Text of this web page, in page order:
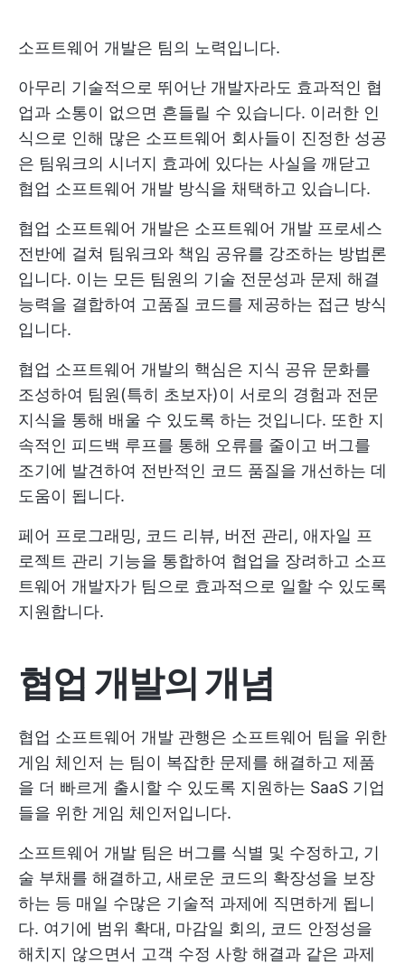
소프트웨어 개발은 팀의 노력입니다.
아무리 기술적으로 뛰어난 개발자라도 효과적인 협
업과 소통이 없으면 흔들릴 수 있습니다. 이러한 인
식으로 인해 많은 소프트웨어 회사들이 진정한 성공
은 팀워크의 시너지 효과에 있다는 사실을 깨닫고
협업 소프트웨어 개발 방식을 채택하고 있습니다.
협업 소프트웨어 개발은 소프트웨어 개발 프로세스
전반에 걸쳐 팀워크와 책임 공유를 강조하는 방법론
입니다. 이는 모든 팀원의 기술 전문성과 문제 해결
능력을 결합하여 고품질 코드를 제공하는 접근 방식
입니다.
협업 소프트웨어 개발의 핵심은 지식 공유 문화를
조성하여 팀원(특히 초보자)이 서로의 경험과 전문
지식을 통해 배울 수 있도록 하는 것입니다. 또한 지
속적인 피드백 루프를 통해 오류를 줄이고 버그를
조기에 발견하여 전반적인 코드 품질을 개선하는 데
도움이 됩니다.
페어 프로그래밍, 코드 리뷰, 버전 관리, 애자일 프
로젝트 관리 기능을 통합하여 협업을 장려하고 소프
트웨어 개발자가 팀으로 효과적으로 일할 수 있도록
지원합니다.
협업 개발의 개념
협업 소프트웨어 개발 관행은 소프트웨어 팀을 위한
게임 체인저 는 팀이 복잡한 문제를 해결하고 제품
을 더 빠르게 출시할 수 있도록 지원하는 SaaS 기업
들을 위한 게임 체인저입니다.
소프트웨어 개발 팀은 버그를 식별 및 수정하고, 기
술 부채를 해결하고, 새로운 코드의 확장성을 보장
하는 등 매일 수많은 기술적 과제에 직면하게 됩니
다. 여기에 범위 확대, 마감일 회의, 코드 안정성을
해치지 않으면서 고객 수정 사항 해결과 같은 과제